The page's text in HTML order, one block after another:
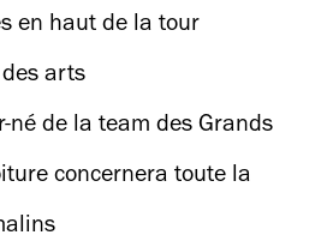
en haut de la tour
en enfance
arts
né de la team des Grands
end à Nanterre
concernera toute la